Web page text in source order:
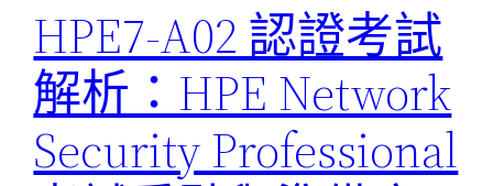
HPE7-A02 認證考試
解析：HPE Network
Security Professional